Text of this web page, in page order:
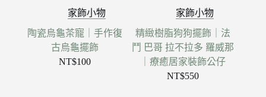
家飾小物
陶瓷烏龜茶寵｜手作復
古烏龜擺飾
NT$100
家飾小物
精緻樹脂狗狗擺飾｜法
鬥 巴哥 拉不拉多 羅威那
｜療癒居家裝飾公仔
NT$550